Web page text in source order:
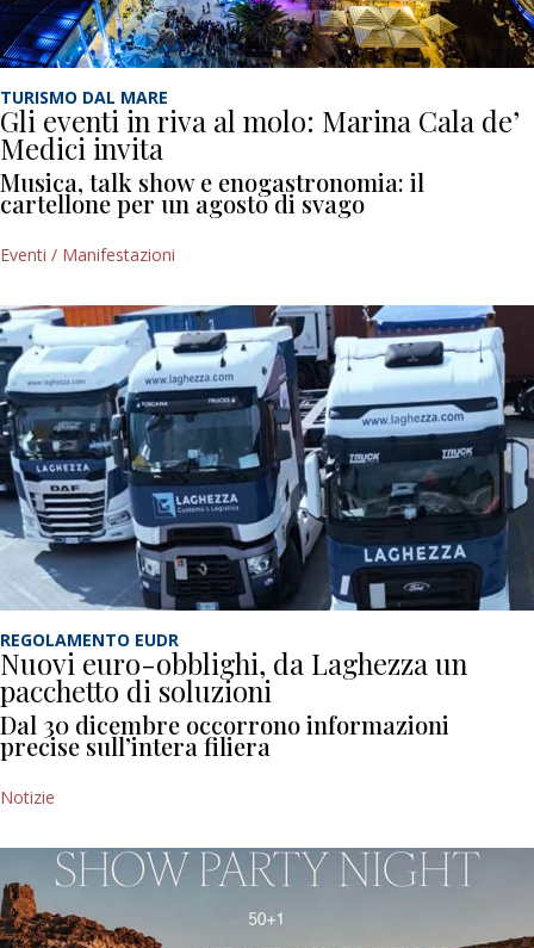
TURISMO DAL MARE
Gli eventi in riva al molo: Marina Cala de’
Medici invita
Musica, talk show e enogastronomia: il
cartellone per un agosto di svago
Eventi / Manifestazioni
REGOLAMENTO EUDR
Nuovi euro-obblighi, da Laghezza un
pacchetto di soluzioni
Dal 30 dicembre occorrono informazioni
precise sull’intera filiera
Notizie